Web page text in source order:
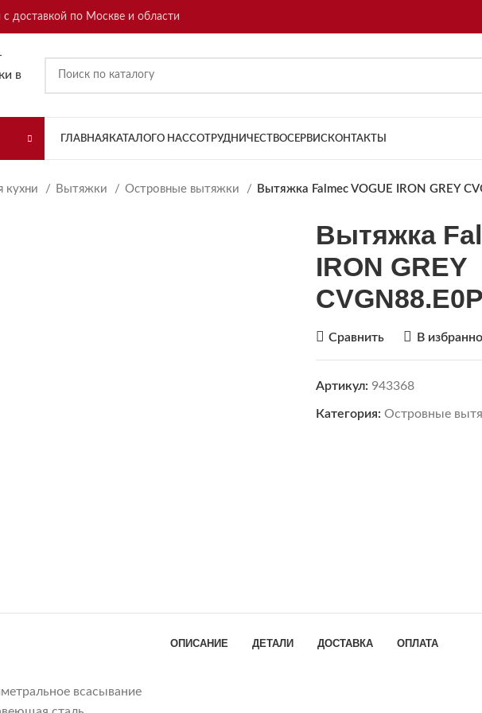
с доставкой по Москве и области
ГЛАВНАЯ КАТАЛОГ О НАССОТРУДНИЧЕСТВОСЕРВИСКОНТАКТЫ
кухни Вытяжки Островные вытяжки Вытяжка Falmec VOGUE IRON GREY
Вытяжка
IRON GREY
Сравнить В
Артикул: 943368
Категория: Островные
ОПИСАНИЕ ДЕТАЛИ ДОСТАВКА ОПЛАТА
всасывание